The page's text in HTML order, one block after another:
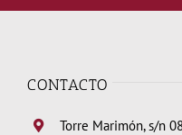
CONTACTO
Torre Marimón, s/n